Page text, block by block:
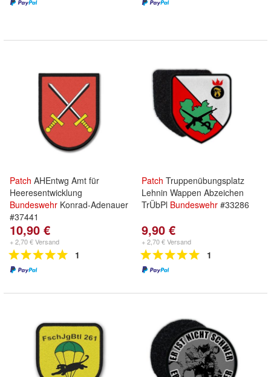
Patch AHEntwg Amt für
Heeresentwicklung
Bundeswehr Konrad-Adenauer
#37441
10,90 €
+ 2,70 € Versand
1
Patch Truppenübungsplatz
Lehnin Wappen Abzeichen
TrÜbPl Bundeswehr #33286
9,90 €
+ 2,70 € Versand
1